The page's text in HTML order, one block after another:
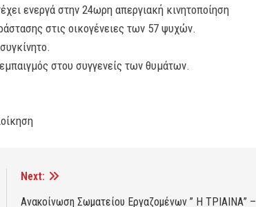
ενεργά στην 24ωρη απεργιακή κινητοποίηση
στις οικογένειες των 57 ψυχών.
στου συγγενείς των θυμάτων.
Next:
Ανακοίνωση Σωματείου Εργαζομένων ” Η ΤΡΙΑΙΝΑ” –